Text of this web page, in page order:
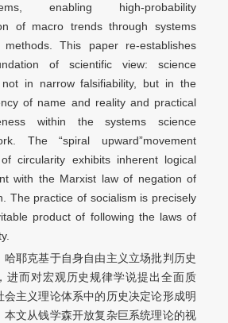
enabling high-probability
of macro trends through systems
methods. This paper re-establishes
of scientific view: science
not in narrow falsifiability, but in the
of name and reality and practical
within the systems science
The “spiral upward”movement
circularity exhibits inherent logical
with the Marxist law of negation of
The practice of socialism is precisely
product of following the laws of
哈耶克基于自身自由主义立场批判历史
进而对宏观历史规律学说提出全面质
会主义理论体系中的历史决定论形成明
本文从钱学森开放复杂巨系统理论的视